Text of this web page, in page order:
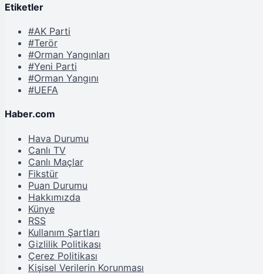
Etiketler
#AK Parti
#Terör
#Orman Yangınları
#Yeni Parti
#Orman Yangını
#UEFA
Haber.com
Hava Durumu
Canlı TV
Canlı Maçlar
Fikstür
Puan Durumu
Hakkımızda
Künye
RSS
Kullanım Şartları
Gizlilik Politikası
Çerez Politikası
Kişisel Verilerin Korunması